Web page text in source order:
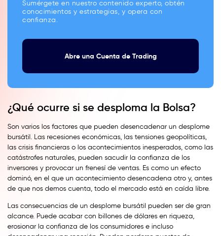
Sumérgete en nuestro contenido experto, obtén
conocimientos y estrategias, y opera con
confianza.
Abre una Cuenta de Trading
¿Qué ocurre si se desploma la Bolsa?
Son varios los factores que pueden desencadenar un desplome
bursátil. Las recesiones económicas, las tensiones geopolíticas,
las crisis financieras o los acontecimientos inesperados, como las
catástrofes naturales, pueden sacudir la confianza de los
inversores y provocar un frenesí de ventas. Es como un efecto
dominó, en el que un acontecimiento desencadena otro y, antes
de que nos demos cuenta, todo el mercado está en caída libre.
Las consecuencias de un desplome bursátil pueden ser de gran
alcance. Puede acabar con billones de dólares en riqueza,
erosionar la confianza de los consumidores e incluso